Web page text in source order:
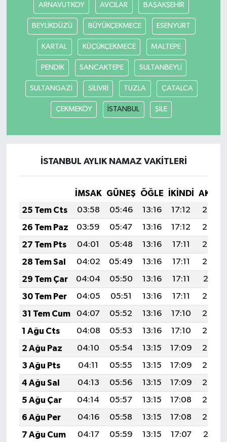
ARNAVUTKOY AVCILAR BAŞAKŞEHİR
BEYLİKDÜZÜ BÜYÜKÇEKMECE ESENYURT
KARTAL KÜÇÜKÇEKMECE MALTEPE
PENDİK SANCAKTEPE SULTANBEYLİ
SULTANGAZİ SİLİVRİ TUZLA ÇATALCA
ÇEKMEKÖY İSTANBUL ŞİLE
İSTANBUL AYLIK NAMAZ VAKITLERI
İMSAK GÜNEŞ ÖĞLE İKINDI
25 Tem Cts
03:58 05:46 13:16 17:12
20:35
26 Tem Paz
03:59 05:47 13:16 17:12
20:34
27 Tem Pts
04:01 05:48 13:16 17:11
20:33
28 Tem Sal
04:02 05:49 13:16 17:11
20:32
29 Tem Çar
04:04 05:50 13:16 17:11
20:31
30 Tem Per
04:05 05:51 13:16 17:11
20:30
31 Tem Cum
04:07 05:52 13:16 17:10
20:29
1 Ağu Cts
04:08 05:53 13:16 17:10
20:28
2 Ağu Paz
04:10 05:54 13:15 17:09
20:27
3 Ağu Pts
04:11 05:55 13:15 17:09
20:26
4 Ağu Sal
04:13 05:56 13:15 17:09
20:25
5 Ağu Çar
04:14 05:57 13:15 17:08
20:24
6 Ağu Per
04:16 05:58 13:15 17:08
20:23
7 Ağu Cum
04:17 05:59 13:15 17:07
20:21